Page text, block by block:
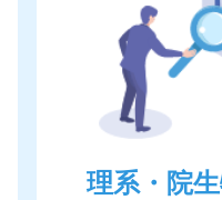
理系・院